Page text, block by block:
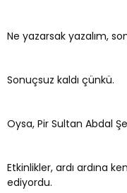
Ne yazarsak yazalım,
Sonuçsuz kaldı çünkü.
Oysa, Pir Sultan Abdal
Etkinlikler, ardı ardına
ediyordu.